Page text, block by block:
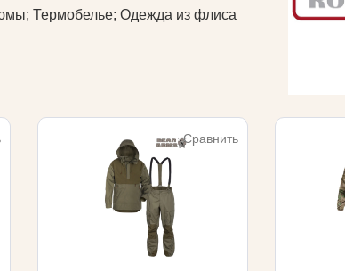
Термобелье; Одежда из флиса
Сравнить